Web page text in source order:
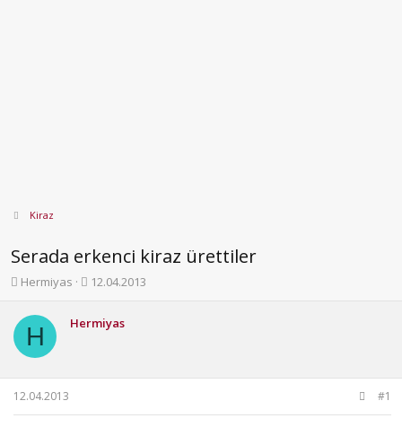
Kiraz
Serada erkenci kiraz ürettiler
K
n
y
u
b
Hermiyas
B
g
12.04.2013
H Hermiyas
12.04.2013 #1